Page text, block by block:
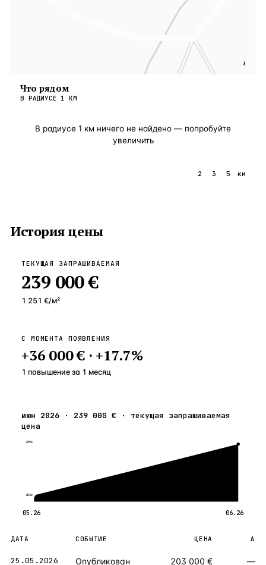
i
Что рядом
В РАДИУСЕ 1 КМ
В радиусе 1 км ничего не найдено — попробуйте
увеличить
2 3 5 км
История цены
ТЕКУЩАЯ ЗАПРАШИВАЕМАЯ
239 000 €
1 251 €/м²
С МОМЕНТА ПОЯВЛЕНИЯ
+36 000 €· +17.7%
1 повышение за 1 месяц
июн 2026 · 239 000 € · текущая запрашиваемая
цена
239к
203к
05.26 06.26
ДАТА СОБЫТИЕ ЦЕНА Δ
25.05.2026 Опубликован 203 000 € —